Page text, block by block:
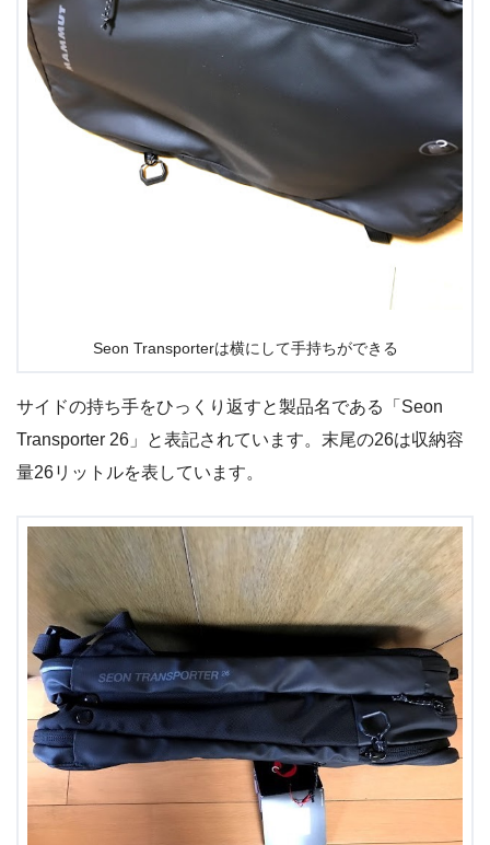
Seon Transporterは横にして手持ちができる
サイドの持ち手をひっくり返すと製品名である「Seon
Transporter 26」と表記されています。末尾の26は収納容
量26リットルを表しています。